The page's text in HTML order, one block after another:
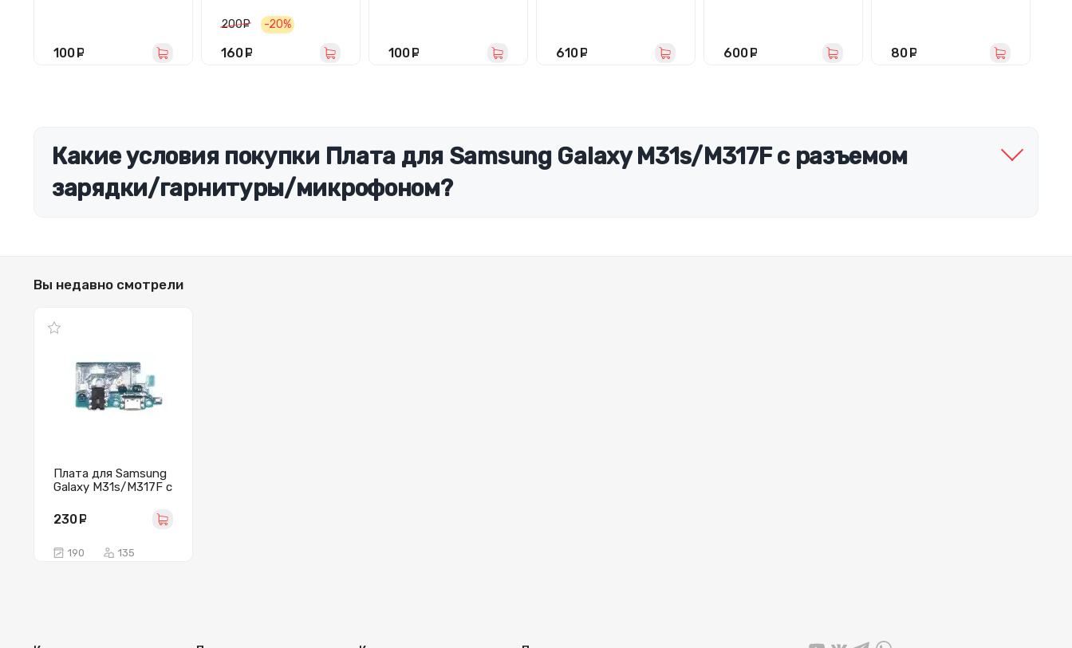
100
широкий
200 руб.
-20%
160 100
Премиум
610 600 80
Какие условия покупки Плата для Samsung Galaxy M31s/M317F с разъемом
зарядки/гарнитуры/микрофоном?
Вы недавно смотрели
Плата для Samsung
Galaxy M31s/M317F с
гарнитуры/
микрофоном
230
190 135